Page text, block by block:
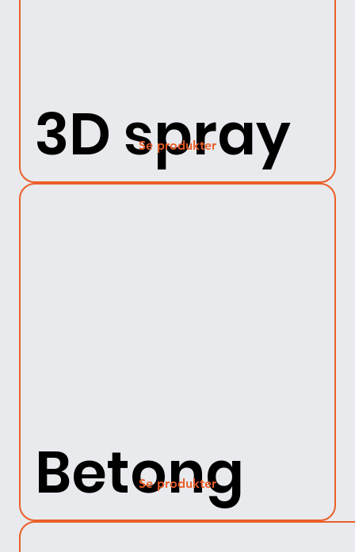
3D spray
Se produkter
Betong
Se produkter